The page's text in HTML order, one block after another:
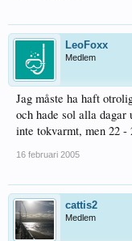
LeoFoxx
Medlem
Jag måste ha haft
och hade sol alla
inte tokvarmt, men 22 -
16 februari 2005
cattis2
Medlem